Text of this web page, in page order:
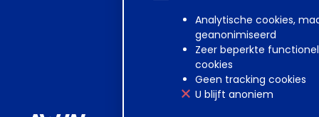
Analytische cookies,
geanonimiseerd
Zeer beperkte
cookies
Geen tracking cookies
U blijft anoniem